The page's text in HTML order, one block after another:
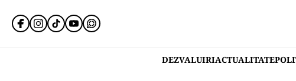
DEZVALUIRIACTUALITATE